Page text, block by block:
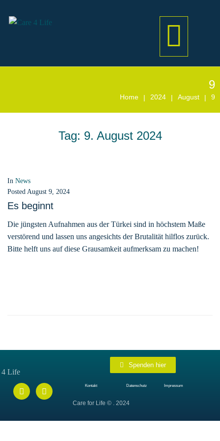
9
Home | 2024 | August | 9
Tag: 9. August 2024
In News
Posted August 9, 2024
Es beginnt
Die jüngsten Aufnahmen aus der Türkei sind in höchstem Maße
verstörend und lassen uns angesichts der Brutalität hilflos zurück.
Bitte helft uns auf diese Grausamkeit aufmerksam zu machen!
Spenden hier
Kontakt Datenschutz Impressum
Care for Life © . 2024